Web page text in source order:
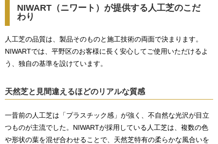
NIWART（ニワート）が提供する人工芝のこだ
わり
人工芝の品質は、製品そのものと施工技術の両面で決まります。
NIWARTでは、平野区のお客様に長く安心してご使用いただけるよ
う、独自の基準を設けています。
天然芝と見間違えるほどのリアルな質感
一昔前の人工芝は「プラスチック感」が強く、不自然な光沢が目立
つものが主流でした。NIWARTが採用している人工芝は、複数の色
や形状の葉を混ぜ合わせることで、天然芝特有の柔らかな風合いを